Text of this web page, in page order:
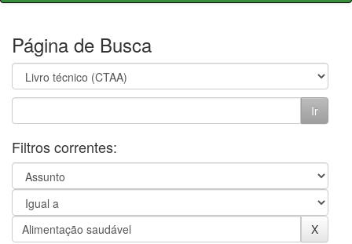
Página de Busca
Filtros correntes: